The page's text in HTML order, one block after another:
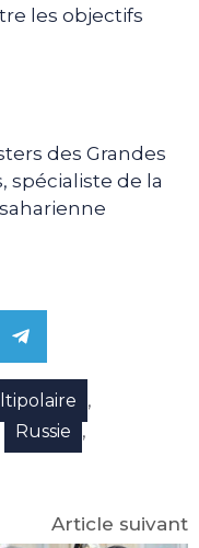
les objectifs
des Grandes
spécialiste de la
Share
on
Telegram
,
Russie ,
Article suivant